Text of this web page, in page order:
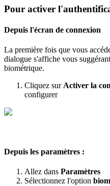
Pour activer l'
Depuis l'écran de connexion
La première fois que vous accé
dialogue s'affiche vous suggérant
biométrique.
Cliquez sur Activer la
configurer
Depuis les paramètres :
Allez dans Paramètres
Sélectionnez l'option biom